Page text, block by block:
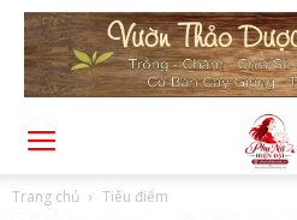
Trang chủ Tiêu điểm